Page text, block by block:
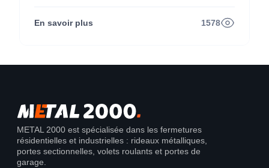
poids de la porte, type de mécanisme et
experts vous guident vers le choix le plus
En savoir plus 1578
METAL 2000 est spécialisée dans les fermetures
résidentielles et industrielles : rideaux métalliques,
portes sectionnelles, volets roulants et portes de
garage.